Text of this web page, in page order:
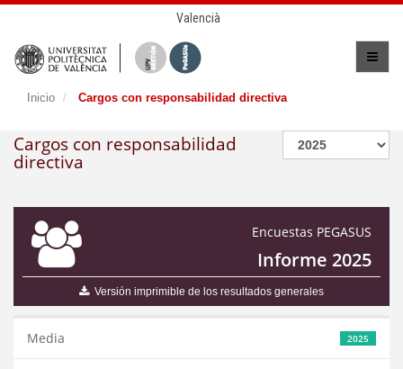
Valencià
Inicio Cargos con responsabilidad directiva
Cargos con responsabilidad
directiva
Encuestas PEGASUS
Informe 2025
Versión imprimible de los resultados generales
2025
Media